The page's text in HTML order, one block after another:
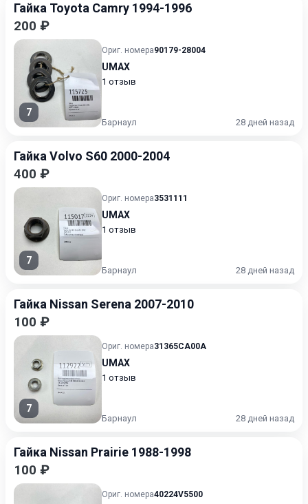
Гайка Toyota Camry 1994-1996
200 ₽
7
Ориг. номера90179-28004
UMAX
1 отзыв
Барнаул 28 дней назад
Гайка Volvo S60 2000-2004
400 ₽
7
Ориг. номера3531111
UMAX
1 отзыв
Барнаул 28 дней назад
Гайка Nissan Serena 2007-2010
100 ₽
7
Ориг. номера31365CA00A
UMAX
1 отзыв
Барнаул 28 дней назад
Гайка Nissan Prairie 1988-1998
100 ₽
Ориг. номера40224V5500